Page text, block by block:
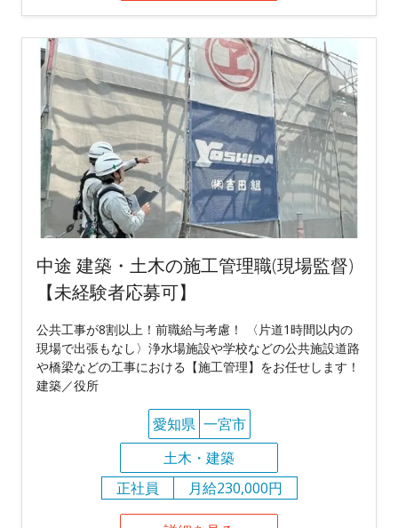
中途 建築・土木の施工管理職(現場監督)
【未経験者応募可】
公共工事が8割以上！前職給与考慮！ 〈片道1時間以内の
現場で出張もなし〉浄水場施設や学校などの公共施設道路
や橋梁などの工事における【施工管理】をお任せします！
建築／役所
愛知県 一宮市
土木・建築
正社員
月給230,000円